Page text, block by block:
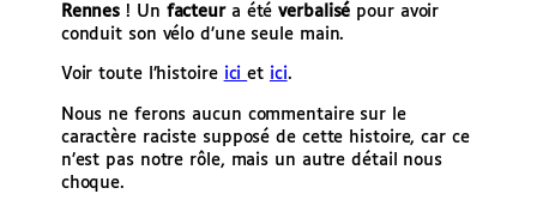
Rennes! Un facteur a étéverbalisé pour avoir
conduit son vélo d’une seule main.
Voir toute l’histoire iciet ici.
Nous ne ferons aucun commentaire sur le
caractère raciste supposé de cette histoire, car ce
n’est pas notre rôle, mais un autre détail nous
choque.